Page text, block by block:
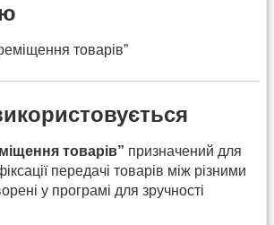
товарів”
товарів” призначений для
передачі товарів між різними
у програмі для зручності